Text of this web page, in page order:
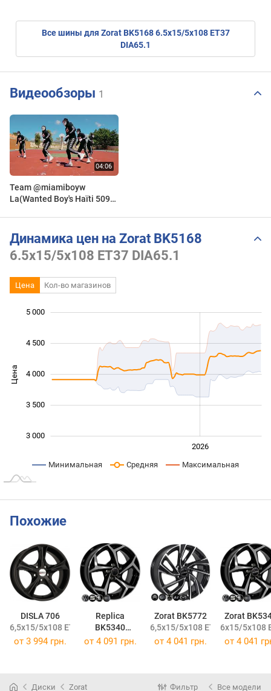
Все шины для Zorat BK5168 6.5x15/5x108 ET37
DIA65.1
Видеообзоры 1
Team @miamiboyw
La(Wanted Boy's Haïti 509)
Динамика цен на Zorat BK5168
6.5x15/5x108 ET37 DIA65.1
Цена Кол-во магазинов
Цена 3 000
3 000
3 500
4 000
4 500
5 000
2026
Минимальная Средняя Максимальная
Похожие
DISLA 706
6,5x15/5x108 ET35 DIA67,1
Replica
BK5340
6x15/5x108 ET37 DIA65,1
Zorat BK5772
6,5x15/5x108 ET37 DIA65,1
Zorat
6x15/5x108
от 3 994 грн. от 4 091 грн. от 4 041 грн. от 4 041
Диски Zorat Фильтр Все модели